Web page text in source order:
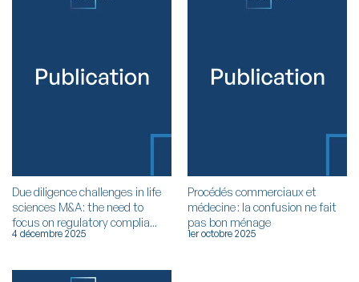
Due diligence challenges in life
sciences M&A: the need to
focus on regulatory complia...
4 décembre 2025
Procédés commerciaux et
médecine : la confusion ne fait
pas bon ménage
1er octobre 2025